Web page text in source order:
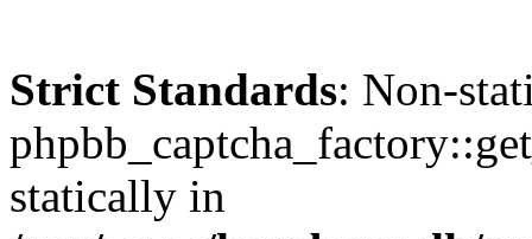
Strict Standards: Non-
statically in